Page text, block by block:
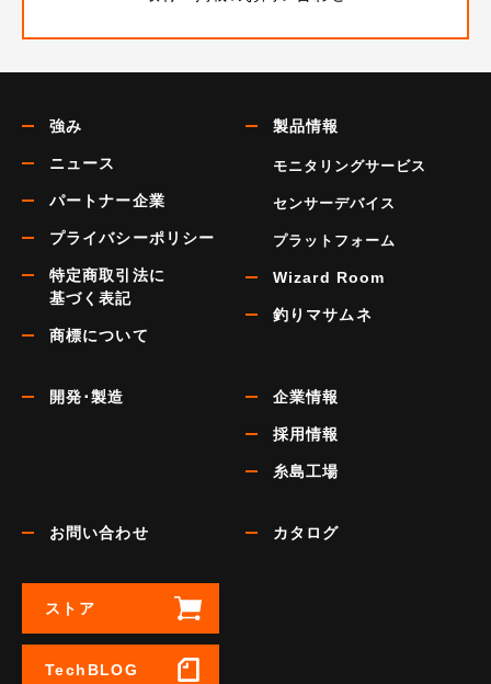
強み
ニュース
パートナー企業
プライバシーポリシー
特定商取引法に
基づく表記
商標について
製品情報
モニタリングサービス
センサーデバイス
プラットフォーム
Wizard Room
釣りマサムネ
開発･製造 企業情報
採用情報
糸島工場
お問い合わせ カタログ
ストア
TechBLOG